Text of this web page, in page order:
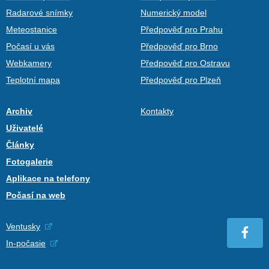
Radarové snímky
Meteostanice
Počasí u vás
Webkamery
Teplotní mapa
Numerický model
Předpověď pro Prahu
Předpověď pro Brno
Předpověď pro Ostravu
Předpověď pro Plzeň
Archiv
Uživatelé
Články
Fotogalerie
Aplikace na telefony
Počasí na web
Kontakty
Ventusky
In-počasie